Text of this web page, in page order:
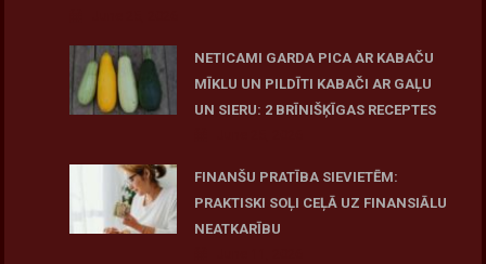
NETICAMI GARDA PICA AR KABAČU
MĪKLU UN PILDĪTI KABAČI AR GAĻU
UN SIERU: 2 BRĪNIŠĶĪGAS RECEPTES
FINANŠU PRATĪBA SIEVIETĒM:
PRAKTISKI SOĻI CEĻĀ UZ FINANSIĀLU
NEATKARĪBU